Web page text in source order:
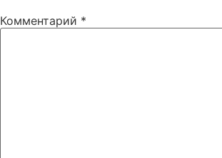
Комментарий *